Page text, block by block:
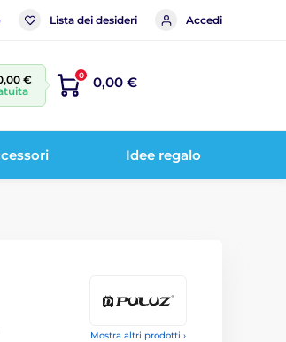
Lista dei desideri Accedi
€
0 0,00 €
Idee regalo
Mostra altri prodotti ›